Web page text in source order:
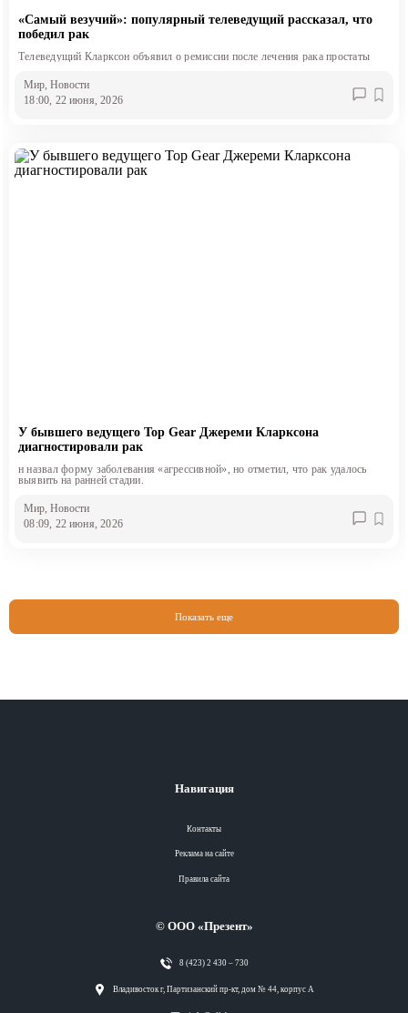
«Самый везучий»: популярный телеведущий рассказал, что
победил рак
Телеведущий Кларксон объявил о ремиссии после лечения рака простаты
Мир, Новости
18:00, 22 июня, 2026
У бывшего ведущего Top Gear Джереми Кларксона
диагностировали рак
н назвал форму заболевания «агрессивной», но отметил, что рак удалось
выявить на ранней стадии.
Мир, Новости
08:09, 22 июня, 2026
Показать еще
Навигация
Контакты
Реклама на сайте
Правила сайта
© ООО «Презент»
8 (423) 2 430 – 730
Владивосток г, Партизанский пр-кт, дом № 44, корпус А